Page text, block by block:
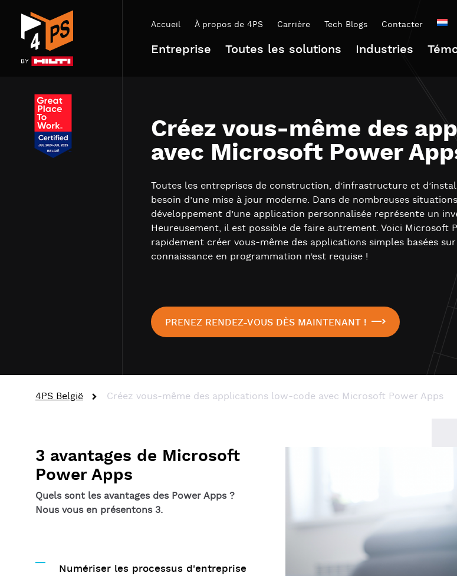
Accueil À propos de 4PS Carrière Tech Blogs Contacter
Entreprise Toutes les solutions Industries
Créez vous-même des
avec Microsoft Power
Toutes les entreprises de construction, d’infrastructure et
besoin d’une mise à jour moderne. Dans de nombreuses
développement d’une application personnalisée représente un
Heureusement, il est possible de faire autrement. Voici Microsoft
rapidement créer vous-même des applications simples basées
connaissance en programmation n’est requise !
PRENEZ RENDEZ-VOUS DÈS MAINTENANT !
4PS België Créez vous-même des applications low-code avec Microsoft Power Apps
3 avantages de Microsoft
Power Apps
Quels sont les avantages des Power Apps ?
Nous vous en présentons 3.
Numériser les processus d'entreprise